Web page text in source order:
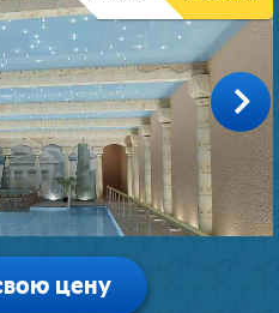
цену